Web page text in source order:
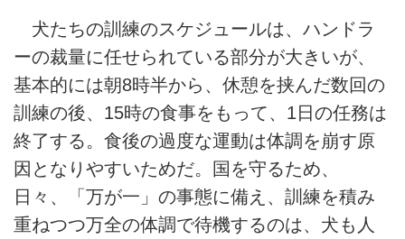
犬たちの訓練のスケジュールは、ハンドラ
ーの裁量に任せられている部分が大きいが、
基本的には朝8時半から、休憩を挟んだ数回の
訓練の後、15時の食事をもって、1日の任務は
終了する。食後の過度な運動は体調を崩す原
因となりやすいためだ。国を守るため、
日々、「万が一」の事態に備え、訓練を積み
重ねつつ万全の体調で待機するのは、犬も人